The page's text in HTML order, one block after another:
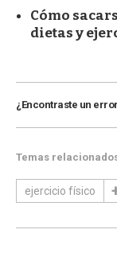
Cómo
dietas y
¿Encontraste un
Temas
ejercicio físico